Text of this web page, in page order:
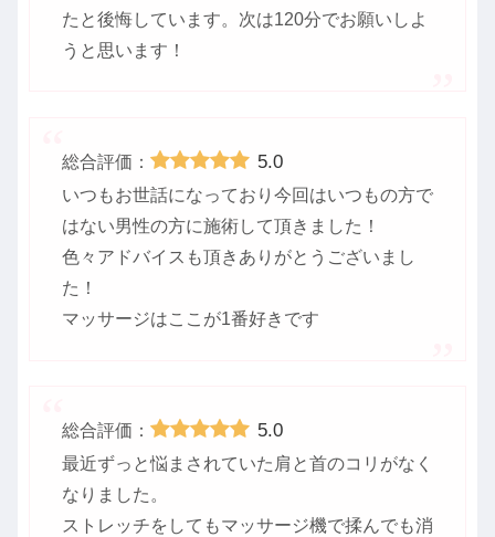
たと後悔しています。次は120分でお願いしよ
うと思います！
総合評価： 5.0
いつもお世話になっており今回はいつもの方で
はない男性の方に施術して頂きました！
色々アドバイスも頂きありがとうございまし
た！
マッサージはここが1番好きです
総合評価： 5.0
最近ずっと悩まされていた肩と首のコリがなく
なりました。
ストレッチをしてもマッサージ機で揉んでも消